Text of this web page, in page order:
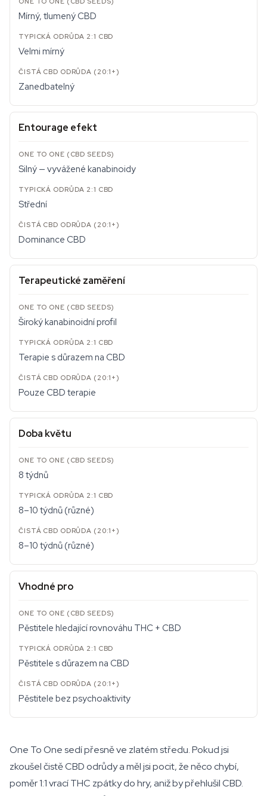
Mírný, tlumený CBD
Velmi mírný
Zanedbatelný
Entourage efekt
Silný — vyvážené kanabinoidy
Střední
Dominance CBD
Terapeutické zaměření
Široký kanabinoidní profil
Terapie s důrazem na CBD
Pouze CBD terapie
Doba květu
8 týdnů
8–10 týdnů (různé)
8–10 týdnů (různé)
Vhodné pro
Pěstitele hledající rovnováhu THC + CBD
Pěstitele s důrazem na CBD
Pěstitele bez psychoaktivity
One To One sedí přesně ve zlatém středu. Pokud jsi
zkoušel čistě CBD odrůdy a měl jsi pocit, že něco chybí,
poměr 1:1 vrací THC zpátky do hry, aniž by přehlušil CBD.